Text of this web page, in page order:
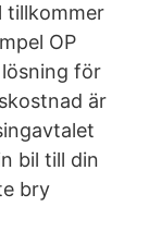
tillkommer
OP
för
är
bil till din
bry